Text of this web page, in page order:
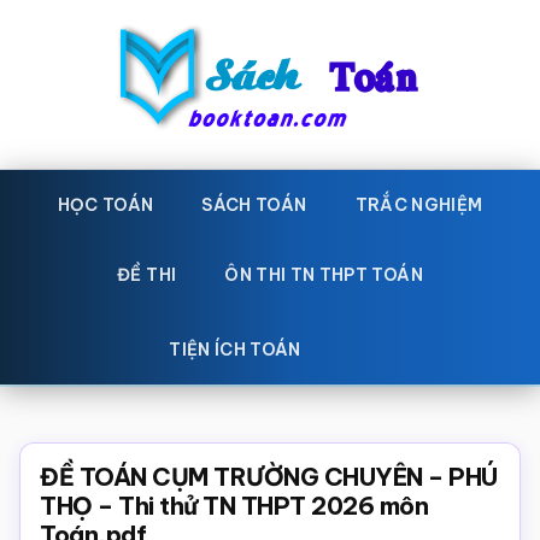
Sách
Toán
toán
Học
toán,
giáo
Toán,
trắc
HỌC TOÁN SÁCH TOÁN TRẮC NGHIỆM
ĐỀ THI ÔN THI TN THPT TOÁN
TIỆN ÍCH TOÁN
ĐỀ TOÁN CỤM TRƯỜNG CHUYÊN – PHÚ
THỌ – Thi thử TN THPT 2026 môn